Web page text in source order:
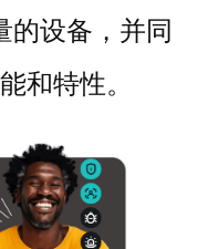
设备，并同
和特性。